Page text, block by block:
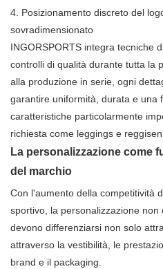
4. Posizionamento discreto del
sovradimensionato
INGORSPORTS integra tecniche
controlli di qualità durante tutta la
alla produzione in serie, ogni
garantire uniformità, durata e una
caratteristiche particolarmente
richiesta come leggings e
La personalizzazione come
del marchio
Con l'aumento della competitività
sportivo, la personalizzazione
devono differenziarsi non solo
attraverso la vestibilità, le
brand e il packaging.